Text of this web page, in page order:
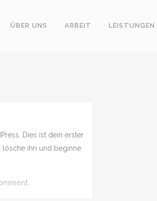
ÜBER UNS ARBEIT LEISTUNGEN
Dies ist dein erster
lösche ihn und beginne